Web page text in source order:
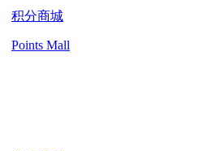
积分商城
Points Mall